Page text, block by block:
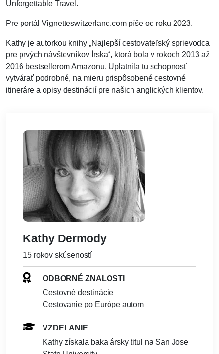
Unforgettable Travel.
Pre portál Vignetteswitzerland.com píše od roku 2023.
Kathy je autorkou knihy „Najlepší cestovateľský sprievodca
pre prvých návštevníkov Írska“, ktorá bola v rokoch 2013 až
2016 bestsellerom Amazonu. Uplatnila tu schopnosť
vytvárať podrobné, na mieru prispôsobené cestovné
itineráre a opisy destinácií pre našich anglických klientov.
Vzdelanie a neustála snaha o rozširovanie svojich
vedomostí výrazne prispeli k úspechu Kathy Dermody ako
profesionálnej autorky. Jej oddanosť svojmu remeslu a
schopnosť dodržiavať termíny a zároveň dodržiavať
špecifické štýly a pokyny klientov z nej robia výnimočnú
spisovateľku v oblasti cestovania a nehnuteľností.
Kathy Dermody
15 rokov skúseností
ODBORNÉ ZNALOSTI
Cestovné destinácie
Cestovanie po Európe autom
VZDELANIE
Kathy získala bakalársky titul na San Jose